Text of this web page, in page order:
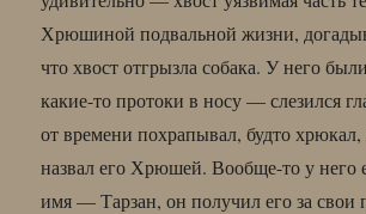
Хрюшиной подвальной жизни,
что хвост отгрызла собака. У него
какие-то протоки в носу — слезился
от времени похрапывал, будто
назвал его Хрюшей. Вообще-то у него
имя — Тарзан, он получил его за